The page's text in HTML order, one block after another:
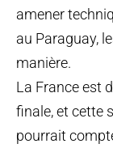
amener
au Paraguay,
manière.
La France est
finale, et cette
pourrait